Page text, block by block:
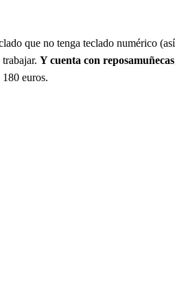
que no tenga teclado numérico
Y cuenta con reposamuñecas
euros.